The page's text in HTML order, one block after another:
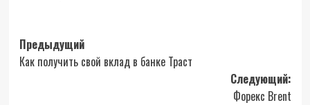
Навигация
записи
Предыдущий
Как получить свой вклад в банке Траст
Следующий:
Форекс Brent